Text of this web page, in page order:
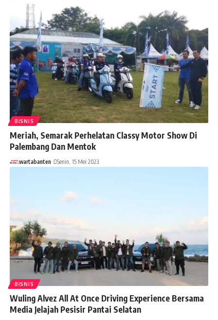
BISNIS
Meriah, Semarak Perhelatan Classy Motor Show Di
Palembang Dan Mentok
wartabanten Senin, 15 Mei 2023
BISNIS
Wuling Alvez All At Once Driving Experience Bersama
Media Jelajah Pesisir Pantai Selatan